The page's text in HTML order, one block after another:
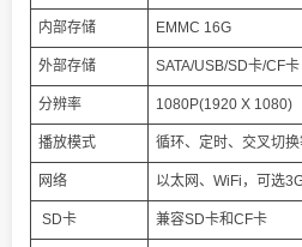
内部存储 EMMC 16G
外部存储 SATA/USB/SD卡/CF卡
分辨率 1080P(1920 X 1080)
播放模式 循环、定时、交叉切
网络 以太网、WiFi，可选
SD卡 兼容SD卡和CF卡